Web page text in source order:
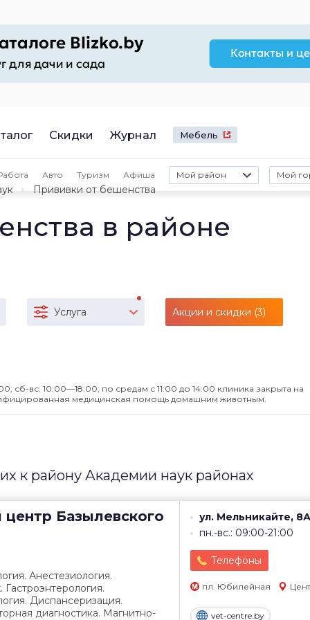
Скидки Журнал Мебель
Авто Туризм Афиша Мой район Мой
Прививки от бешенства
в районе
Услуга Акции и скидки (3)
сб-вс: 10:00—18:00; по средам с 11:00 до 14:00 клиника закрыта на
медицинская помощь домашним животным.
к району Академии наук районах
центр Базылевского
ул. Мельникайте, 8А
пн.-вс.: 09:00-21:00
Телефоны
пл. Юбилейная
vet-centre.by
Анестезиология.
Диспансеризация.
диагностика. Магнитно-